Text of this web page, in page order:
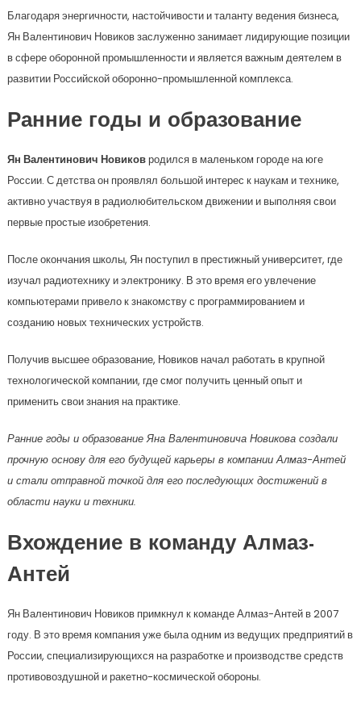
Благодаря энергичности, настойчивости и таланту ведения бизнеса,
Ян Валентинович Новиков заслуженно занимает лидирующие позиции
в сфере оборонной промышленности и является важным деятелем в
развитии Российской оборонно-промышленной комплекса.
Ранние годы и образование
Ян Валентинович Новиковродился в маленьком городе на юге
России. С детства он проявлял большой интерес к наукам и технике,
активно участвуя в радиолюбительском движении и выполняя свои
первые простые изобретения.
После окончания школы, Ян поступил в престижный университет, где
изучал радиотехнику и электронику. В это время его увлечение
компьютерами привело к знакомству с программированием и
созданию новых технических устройств.
Получив высшее образование, Новиков начал работать в крупной
технологической компании, где смог получить ценный опыт и
применить свои знания на практике.
Ранние годы и образование Яна Валентиновича Новикова создали
прочную основу для его будущей карьеры в компании Алмаз-Антей
и стали отправной точкой для его последующих достижений в
области науки и техники.
Вхождение в команду Алмаз-
Антей
Ян Валентинович Новиков примкнул к команде Алмаз-Антей в 2007
году. В это время компания уже была одним из ведущих предприятий в
России, специализирующихся на разработке и производстве средств
противовоздушной и ракетно-космической обороны.